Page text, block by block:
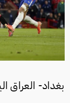
بغداد- العراق